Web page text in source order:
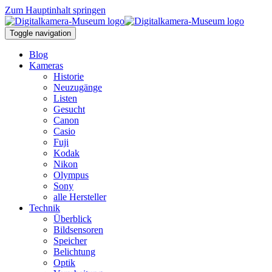
Zum Hauptinhalt springen
Toggle navigation
Blog
Kameras
Historie
Neuzugänge
Listen
Gesucht
Canon
Casio
Fuji
Kodak
Nikon
Olympus
Sony
alle Hersteller
Technik
Überblick
Bildsensoren
Speicher
Belichtung
Optik